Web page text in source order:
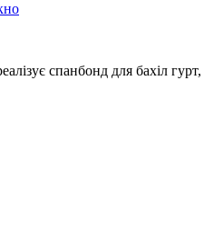
спанбонд для бахіл гурт,